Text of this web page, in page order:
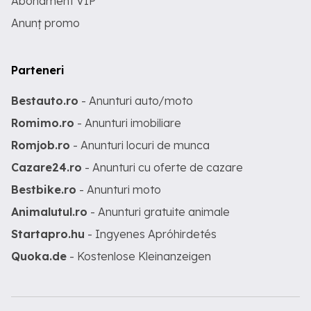
Anunț promo
Parteneri
Bestauto.ro - Anunturi auto/moto
Romimo.ro - Anunturi imobiliare
Romjob.ro - Anunturi locuri de munca
Cazare24.ro - Anunturi cu oferte de cazare
Bestbike.ro - Anunturi moto
Animalutul.ro - Anunturi gratuite animale
Startapro.hu - Ingyenes Apróhirdetés
Quoka.de - Kostenlose Kleinanzeigen